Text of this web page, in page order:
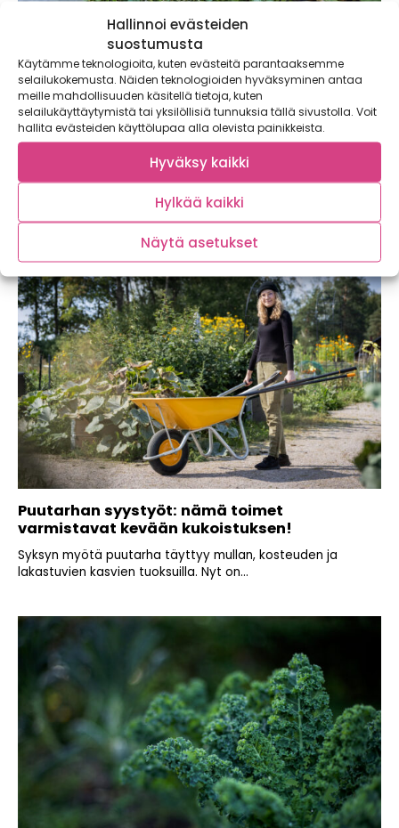
Hallinnoi evästeiden
suostumusta
Käytämme teknologioita, kuten evästeitä parantaaksemme
selailukokemusta. Näiden teknologioiden hyväksyminen antaa
meille mahdollisuuden käsitellä tietoja, kuten
selailukäyttäytymistä tai yksilöllisiä tunnuksia tällä sivustolla. Voit
hallita evästeiden käyttölupaa alla olevista painikkeista.
Hyväksy kaikki
Hylkää kaikki
Näytä asetukset
Tiedätkö, mitä puutarhassa olisi tehtävä
syksyllä?
Puutarhan syystyöt eivät suinkaan lopu sadonkorjuuseen!
Syksyllä puutarhassa on tärkeää suorittaa muutamia
Puutarhan syystyöt: nämä toimet
varmistavat kevään kukoistuksen!
Syksyn myötä puutarha täyttyy mullan, kosteuden ja
lakastuvien kasvien tuoksuilla. Nyt on...